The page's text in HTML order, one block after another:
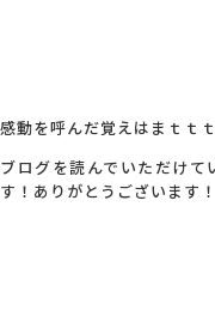
感動を呼んだ覚えはまｔｔ
ブログを読んでいただけて
す！ありがとうございます！